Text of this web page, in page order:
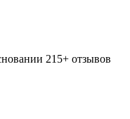
215+ отзывов